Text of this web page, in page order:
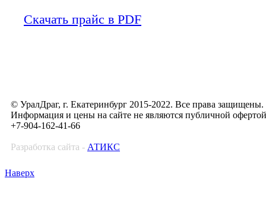
Скачать прайс в PDF
© УралДраг, г. Екатеринбург 2015-2022. Все права защищены.
Информация и цены на сайте не являются публичной офертой
+7-904-162-41-66
Разработка сайта - АТИКС
Наверх